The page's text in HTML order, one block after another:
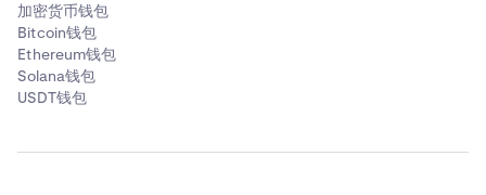
加密货币钱包
Bitcoin钱包
Ethereum钱包
Solana钱包
USDT钱包